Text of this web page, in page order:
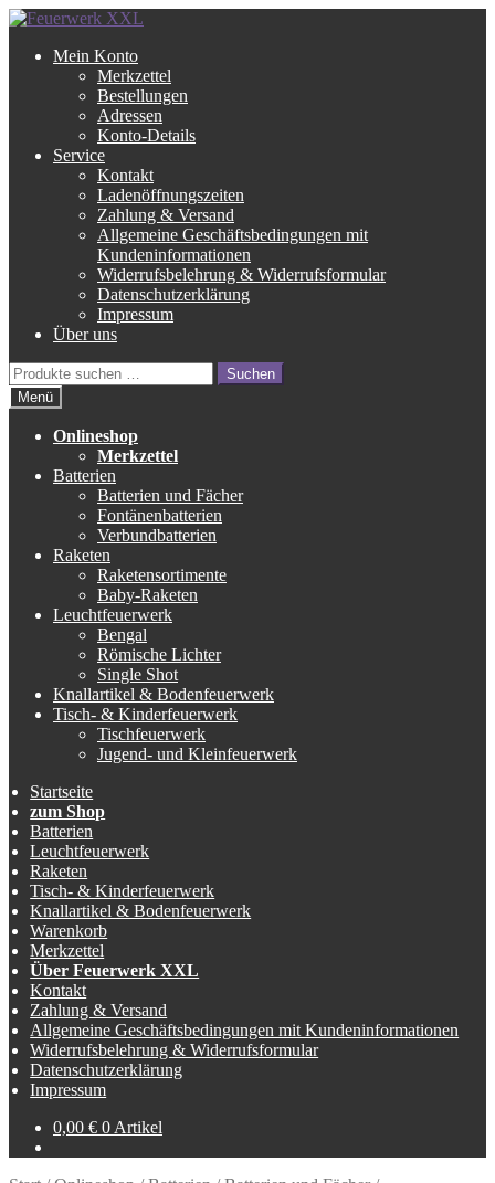
Zur
springen
Zum
springenMein Konto
Merkzettel
Bestellungen
Adressen
Konto-Details
Service
Kontakt
Ladenöffnungszeiten
Zahlung & Versand
Allgemeine Geschäftsbedingungen mit
Kundeninformationen
Widerrufsbelehrung & Widerrufsformular
Datenschutzerklärung
Impressum
Über uns
Suche
nach:
Suchen
Menü
Onlineshop
Merkzettel
Batterien
Batterien und Fächer
Fontänenbatterien
Verbundbatterien
Raketen
Raketensortimente
Baby-Raketen
Leuchtfeuerwerk
Bengal
Römische Lichter
Single Shot
Knallartikel & Bodenfeuerwerk
Tisch- & Kinderfeuerwerk
Tischfeuerwerk
Jugend- und Kleinfeuerwerk
Startseite
zum Shop
Batterien
Leuchtfeuerwerk
Raketen
Tisch- & Kinderfeuerwerk
Knallartikel & Bodenfeuerwerk
Warenkorb
Merkzettel
Über Feuerwerk XXL
Kontakt
Zahlung & Versand
Allgemeine Geschäftsbedingungen mit Kundeninformationen
Widerrufsbelehrung & Widerrufsformular
Datenschutzerklärung
Impressum
0,00 € 0 Artikel